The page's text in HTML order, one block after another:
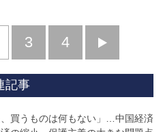
3 4
へ
記事
、買うものは何もない」…中国経済